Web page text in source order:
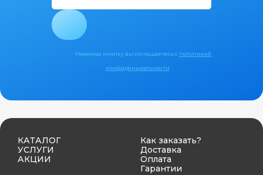
Нажимая кнопку вы соглашаетесь с политикой
конфиденциальности
КАТАЛОГ
УСЛУГИ
АКЦИИ
Как заказать?
Доставка
Оплата
Гарантии